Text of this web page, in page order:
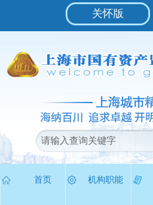
碍
说
站
航
区
关怀版
首页 机构职能